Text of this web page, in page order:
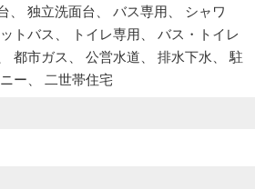
独立洗面台 バス専用
シャワ
トバス トイレ専用
バス・トイレ
都市ガス 公営水道 排水下水
駐
ー
二世帯住宅